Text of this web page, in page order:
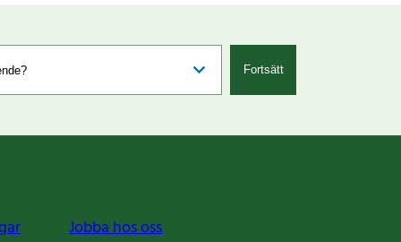
Fortsätt
Jobba hos oss